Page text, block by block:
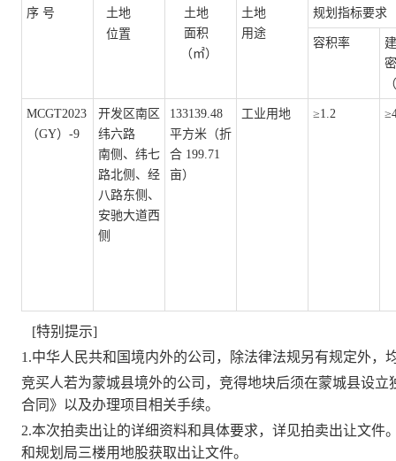
序 号
土地
位置
土地
面积
（㎡）
土地
用途
规划指标要求
容积率
MCGT2023
（GY）-9
开发区南区
纬六路
南侧、纬七
路北侧、经
八路东侧、
安驰大道西
侧
133139.48
平方米（折
合 199.71
亩）
工业用地 ≥1.2 ≥
[特别提示]
1.中华人民共和国境内外的公司，除法律法规另有规定外，
竞买人若为蒙城县境外的公司 ，竞得地块后须在蒙城县设
合同》以及办理项目相关手续。
2.本次拍卖出让的详细资料和具体要求，详见拍卖出让文件
和规划局三楼用地股获取出让文件。